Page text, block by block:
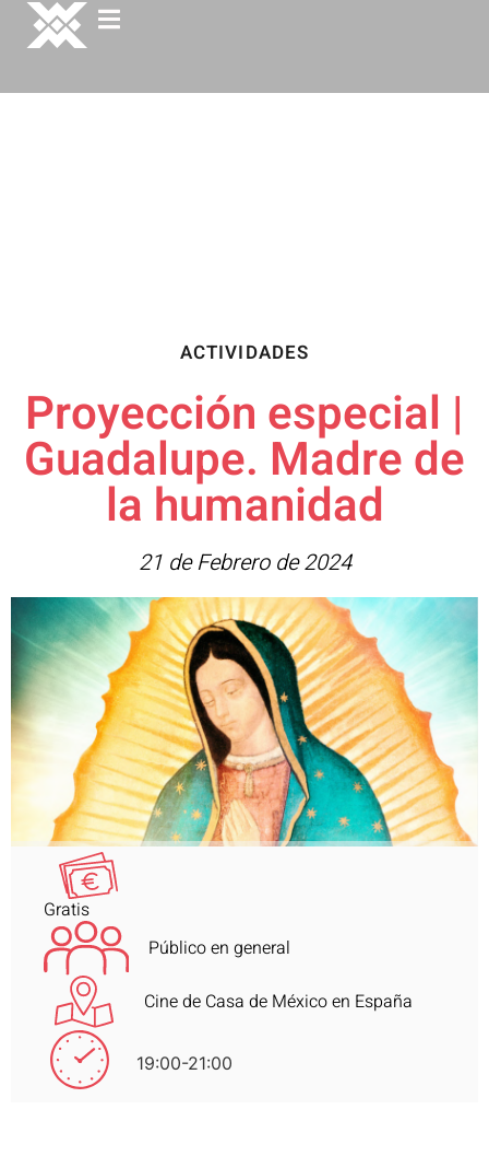
ACTIVIDADES
Proyección especial |
Guadalupe. Madre de
la humanidad
21 de Febrero de 2024
Gratis
Público en general
Cine de Casa de México en España
19:00-21:00